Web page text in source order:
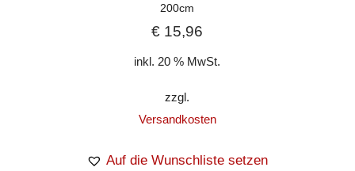
200cm
€ 15,96
inkl. 20 % MwSt.
zzgl.
Versandkosten
Auf die Wunschliste setzen